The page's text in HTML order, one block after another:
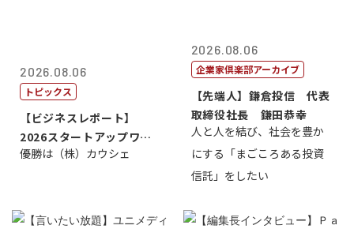
2026.08.06
トピックス
【ビジネスレポート】
2026スタートアップワー
ルドカップ東京
優勝は（株）カウシェ
2026.08.06
企業家倶楽部アーカイブ
【先端人】鎌倉投信 代表
取締役社長 鎌田恭幸
人と人を結び、社会を豊か
にする「まごころある投資
信託」をしたい